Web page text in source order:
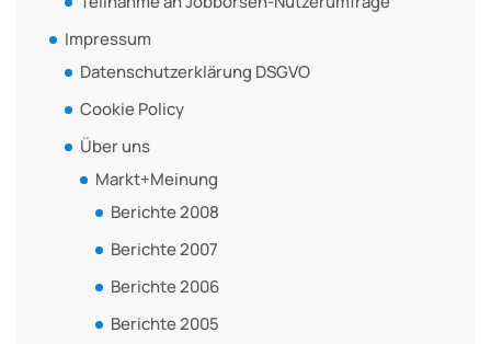
Impressum
Datenschutzerklärung DSGVO
Cookie Policy
Über uns
Markt+Meinung
Berichte 2008
Berichte 2007
Berichte 2006
Berichte 2005